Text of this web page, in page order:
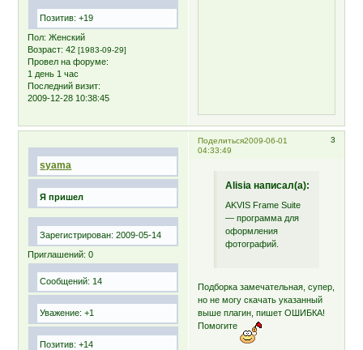
Позитив: +19
Пол: Женский
Возраст: 42[1983-09-29]
Провел на форуме:
1 день 1 час
Последний визит:
2009-12-28 10:38:45
Поделиться 3
2009-06-01
04:33:49
syama
Я пришел
Зарегистрирован: 2009-05-14
Приглашений: 0
Сообщений: 14
Уважение: +1
Позитив: +14
Alisia написал(а):
AKVIS Frame Suite
— программа для
оформления
фотографий.
Подборка замечательная, супер,
но не могу скачать указанный
выше плагин, пишет ОШИБКА!
Помогите